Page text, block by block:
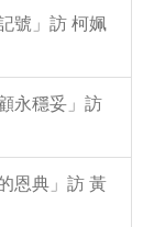
號」訪 柯姵
永穩妥」訪
恩典」訪 黃